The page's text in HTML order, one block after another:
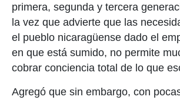
primera, segunda y tercera
la vez que advierte que las
el pueblo nicaragüense dado el
en que está sumido, no permite
cobrar conciencia total de lo que
Agregó que sin embargo, con